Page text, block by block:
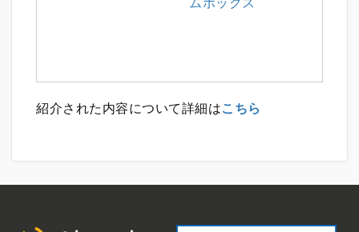
紹介された内容について詳細はこちら